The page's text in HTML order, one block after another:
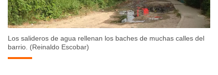
Los salideros de agua rellenan los baches de muchas calles del
barrio. (Reinaldo Escobar)